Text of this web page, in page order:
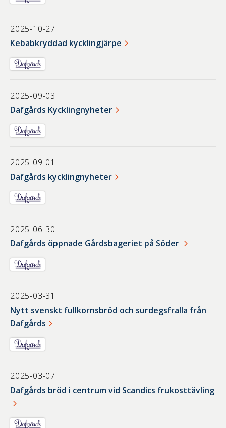
2025-10-27
Kebabkryddad kycklingjärpe
2025-09-03
Dafgårds Kycklingnyheter
2025-09-01
Dafgårds kycklingnyheter
2025-06-30
Dafgårds öppnade Gårdsbageriet på Söder
2025-03-31
Nytt svenskt fullkornsbröd och surdegsfralla från
Dafgårds
2025-03-07
Dafgårds bröd i centrum vid Scandics frukosttävling